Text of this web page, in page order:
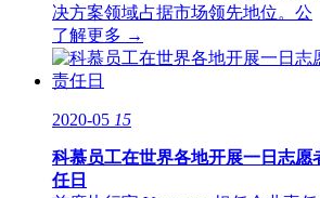
决方案领域占据市场领先地位。公
了解更多 →
2020-05 15
科慕员工在世界各地开展一日志愿
任日